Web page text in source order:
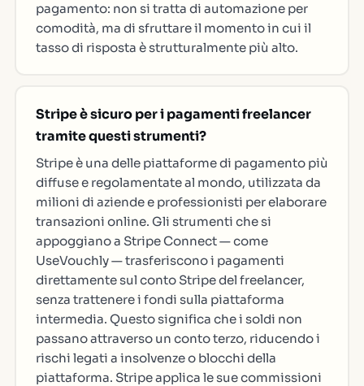
pagamento: non si tratta di automazione per
comodità, ma di sfruttare il momento in cui il
tasso di risposta è strutturalmente più alto.
Stripe è sicuro per i pagamenti freelancer
tramite questi strumenti?
Stripe è una delle piattaforme di pagamento più
diffuse e regolamentate al mondo, utilizzata da
milioni di aziende e professionisti per elaborare
transazioni online. Gli strumenti che si
appoggiano a Stripe Connect — come
UseVouchly — trasferiscono i pagamenti
direttamente sul conto Stripe del freelancer,
senza trattenere i fondi sulla piattaforma
intermedia. Questo significa che i soldi non
passano attraverso un conto terzo, riducendo i
rischi legati a insolvenze o blocchi della
piattaforma. Stripe applica le sue commissioni